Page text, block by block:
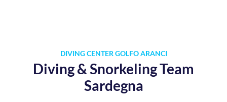
DIVING CENTER GOLFO ARANCI
Diving & Snorkeling Team
Sardegna